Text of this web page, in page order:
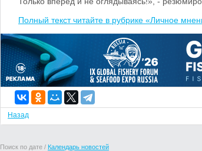
Полный текст читайте в рубрике «Личное
Назад
Поиск по дате / Календарь новостей